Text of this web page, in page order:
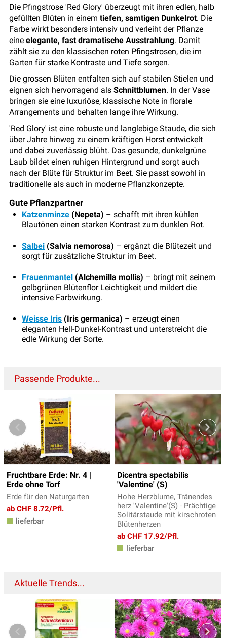
Die Pfingstrose 'Red Glory' überzeugt mit ihren edlen, halb
gefüllten Blüten in einem tiefen, samtigen Dunkelrot. Die
Farbe wirkt besonders intensiv und verleiht der Pflanze
eine elegante, fast dramatische Ausstrahlung. Damit
zählt sie zu den klassischen roten Pfingstrosen, die im
Garten für starke Kontraste und Tiefe sorgen.
Die grossen Blüten entfalten sich auf stabilen Stielen und
eignen sich hervorragend als Schnittblumen. In der Vase
bringen sie eine luxuriöse, klassische Note in florale
Arrangements und behalten lange ihre Wirkung.
'Red Glory' ist eine robuste und langlebige Staude, die sich
über Jahre hinweg zu einem kräftigen Horst entwickelt
und dabei zuverlässig blüht. Das gesunde, dunkelgrüne
Laub bildet einen ruhigen Hintergrund und sorgt auch
nach der Blüte für Struktur im Beet. Sie passt sowohl in
traditionelle als auch in moderne Pflanzkonzepte.
Gute Pflanzpartner
Katzenminze (Nepeta) – schafft mit ihren kühlen
Blautönen einen starken Kontrast zum dunklen Rot.
Salbei (Salvia nemorosa) – ergänzt die Blütezeit und
sorgt für zusätzliche Struktur im Beet.
Frauenmantel (Alchemilla mollis) – bringt mit seinem
gelbgrünen Blütenflor Leichtigkeit und mildert die
intensive Farbwirkung.
Weisse Iris (Iris germanica) – erzeugt einen
eleganten Hell-Dunkel-Kontrast und unterstreicht die
edle Wirkung der Sorte.
Passende Produkte...
Fruchtbare Erde: Nr. 4 |
Erde ohne Torf
Erde für den Naturgarten
ab CHF 8.72/Pfl.
lieferbar
Dicentra spectabilis
'Valentine' (S)
Hohe Herzblume, Tränendes
herz 'Valentine'(S) - Prächtige
Solitärstaude mit kirschroten
Blütenherzen
ab CHF 17.92/Pfl.
lieferbar
Aktuelle Trends...